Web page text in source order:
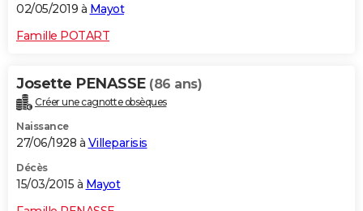
02/05/2019 à Mayot
Famille POTART
Josette PENASSE (86 ans)
Créer une cagnotte obsèques
Naissance
27/06/1928 à Villeparisis
Décès
15/03/2015 à Mayot